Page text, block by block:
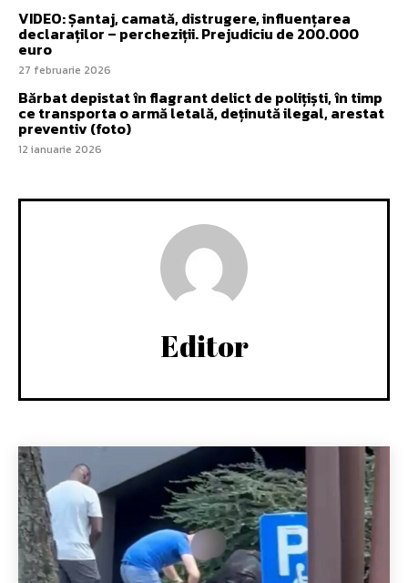
VIDEO: Șantaj, camată, distrugere, influențarea
declaraților – percheziții. Prejudiciu de 200.000
euro
27 februarie 2026
Bărbat depistat în flagrant delict de polițiști, în timp
ce transporta o armă letală, deținută ilegal, arestat
preventiv (foto)
12 ianuarie 2026
Editor